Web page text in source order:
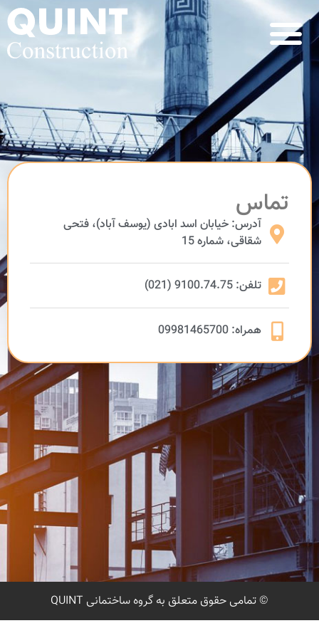
تماس
تماس
آدرس: خیابان اسد ابادی (یوسف آباد)، فتحی
شقاقی، شماره 15
تلفن: 9100.74.75 (021)
همراه: 09981465700
© تمامی حقوق متعلق به گروه ساختمانی QUINT